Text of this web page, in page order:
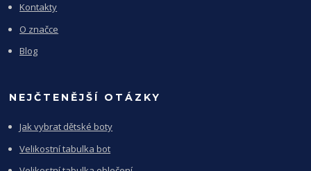
Kontakty
O značce
Blog
NEJČTENĚJŠÍ OTÁZKY
Jak vybrat dětské boty
Velikostní tabulka bot